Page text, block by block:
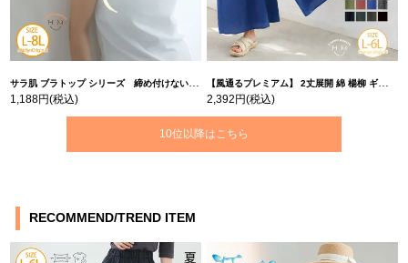
サラ肌 ブラトップ シリーズ 締め付けない リブ タンクトップ | 大きいサイズの通販ならハッピーマリリン
1,188円(税込)
【風通るプレミアム】 2丈展開 綿 楊柳 ギャザー フレア スカンツ 【ウェストゴム】 | 大きいサイズの通販ならハッピーマリリン
2,392円(税込)
10位以降はこちら
RECOMMEND/TREND ITEM